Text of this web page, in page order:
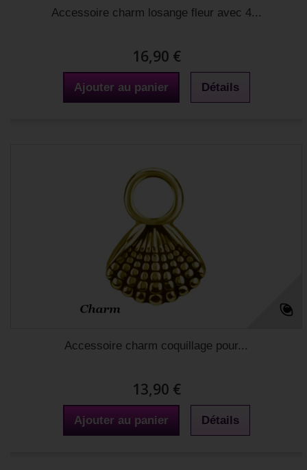
Accessoire charm losange fleur avec 4...
16,90 €
Ajouter au panier Détails
Accessoire charm coquillage pour...
13,90 €
Ajouter au panier Détails